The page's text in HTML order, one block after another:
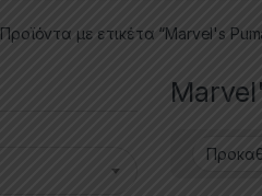
Προϊόντα με ετικέτα “Marvel's